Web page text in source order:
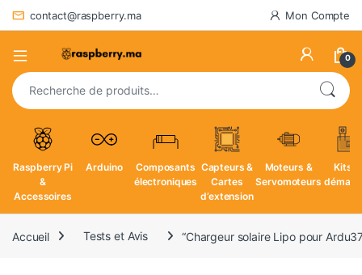
contact@raspberry.ma Mon Compte
0
Recherche pour :
Raspberry Pi
&
Accessoires
Arduino
Composants
électroniques
Capteurs &
Cartes
d’extension
Moteurs &
Servomoteurs
Kits
Accueil Tests et Avis “Chargeur solaire Lipo pour